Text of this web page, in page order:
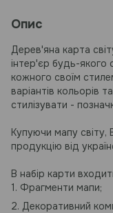
Опис
Дерев'яна карта
інтер'єр будь-якого
кожного своїм
варіантів кольорів
стилізувати -
Купуючи мапу світу,
продукцію від
В набір карти
1. Фрагменти мапи;
2. Декоративний